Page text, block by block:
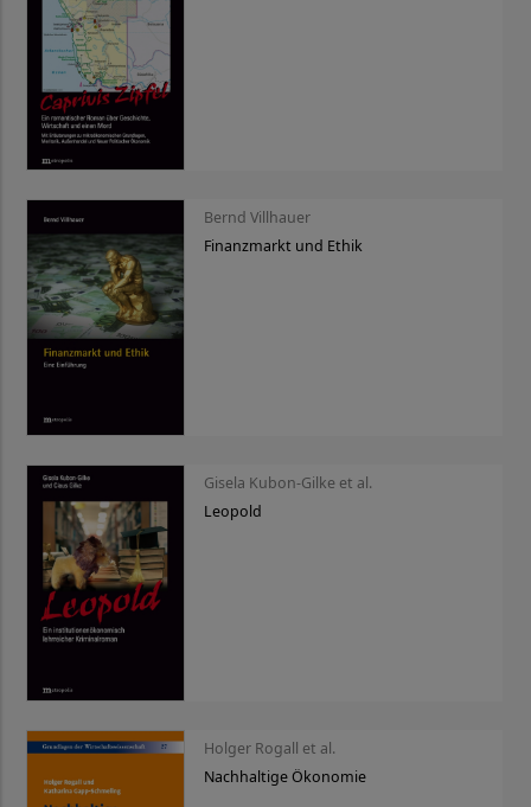
Bernd Villhauer
Finanzmarkt und Ethik
Gisela Kubon-Gilke et al.
Leopold
Holger Rogall et al.
Nachhaltige Ökonomie